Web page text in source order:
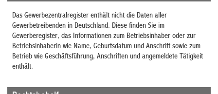
Das Gewerbezentralregister enthält nicht die Daten aller
Gewerbetreibenden in Deutschland. Diese finden Sie im
Gewerberegister, das Informationen zum Betriebsinhaber oder zur
Betriebsinhaberin wie Name, Geburtsdatum und Anschrift sowie zum
Betrieb wie Geschäftsführung, Anschriften und angemeldete Tätigkeit
enthält.